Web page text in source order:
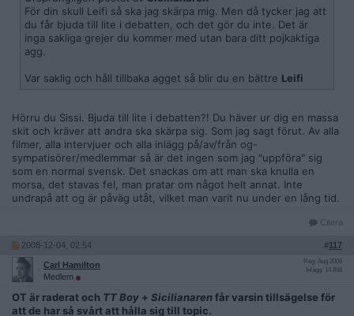
För din skull Leifi så ska jag skärpa mig. Men då tycker jag att
du får bjuda till lite i debatten, och det gör du inte. Det är
inga sakliga grejer du kommer med utan bara ditt pojkaktiga
agg.
Var saklig och håll tillbaka agget så blir du en bättre Leifi
Hörru du Sissi. Bjuda till lite i debatten?! Du häver ur dig en massa
skit och kräver att andra ska skärpa sig. Som jag sagt förut. Av alla
filmer, alla intervjuer och alla inlägg på/av/från og-
sympatisörer/medlemmar så är det ingen som jag "uppföra" sig
som en normal svensk. Det snackas om att man ska knulla en
morsa, det stavas fel, man pratar om något helt annat. Inte
undrapå att og är påväg utåt, vilket man varit nu under en lång tid.
Citera
2008-12-04, 02:54 #117
Carl Hamilton
Medlem
Reg: Aug 2006
Inlägg: 14 868
OT är raderat och TT Boy + Sicilianarenfår varsin tillsägelse för
att de har så svårt att hålla sig till topic.